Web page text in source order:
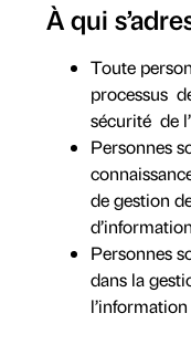
À qui
Toute
processus
sécurité de
Personnes
de gestion
d’information
Personnes
dans la
l’information